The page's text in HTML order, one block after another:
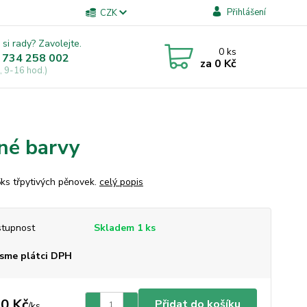
CZK Přihlášení
rady? Zavolejte.
258 002
9-16 hod.)
0ks
za 0 Kč
barvy
třpytivých pěnovek. celý popis
Skladem 1 ks
plátci DPH